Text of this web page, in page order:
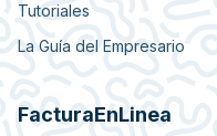
Tutoriales
La Guía del Empresario
FacturaEnLinea